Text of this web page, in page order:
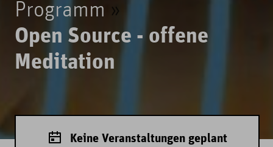
Programm
Open Source - offene
Meditation
Keine Veranstaltungen geplant